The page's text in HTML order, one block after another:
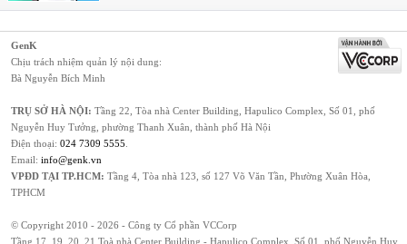
GenK
Chịu trách nhiệm quản lý nội dung:
Bà Nguyễn Bích Minh
TRỤ SỞ HÀ NỘI: Tầng 22, Tòa nhà Center Building, Hapulico Complex, Số 01, phố
Nguyễn Huy Tưởng, phường Thanh Xuân, thành phố Hà Nội
Điện thoại: 024 7309 5555
Email: info@genk.vn
VPĐD TẠI TP.HCM: Tầng 4, Tòa nhà 123, số 127 Võ Văn Tần, Phường Xuân Hòa,
TPHCM
© Copyright 2010 - 2026 - Công ty Cổ phần VCCorp
Tầng 17, 19, 20, 21 Toà nhà Center Building - Hapulico Complex, Số 01, phố Nguyễn Huy